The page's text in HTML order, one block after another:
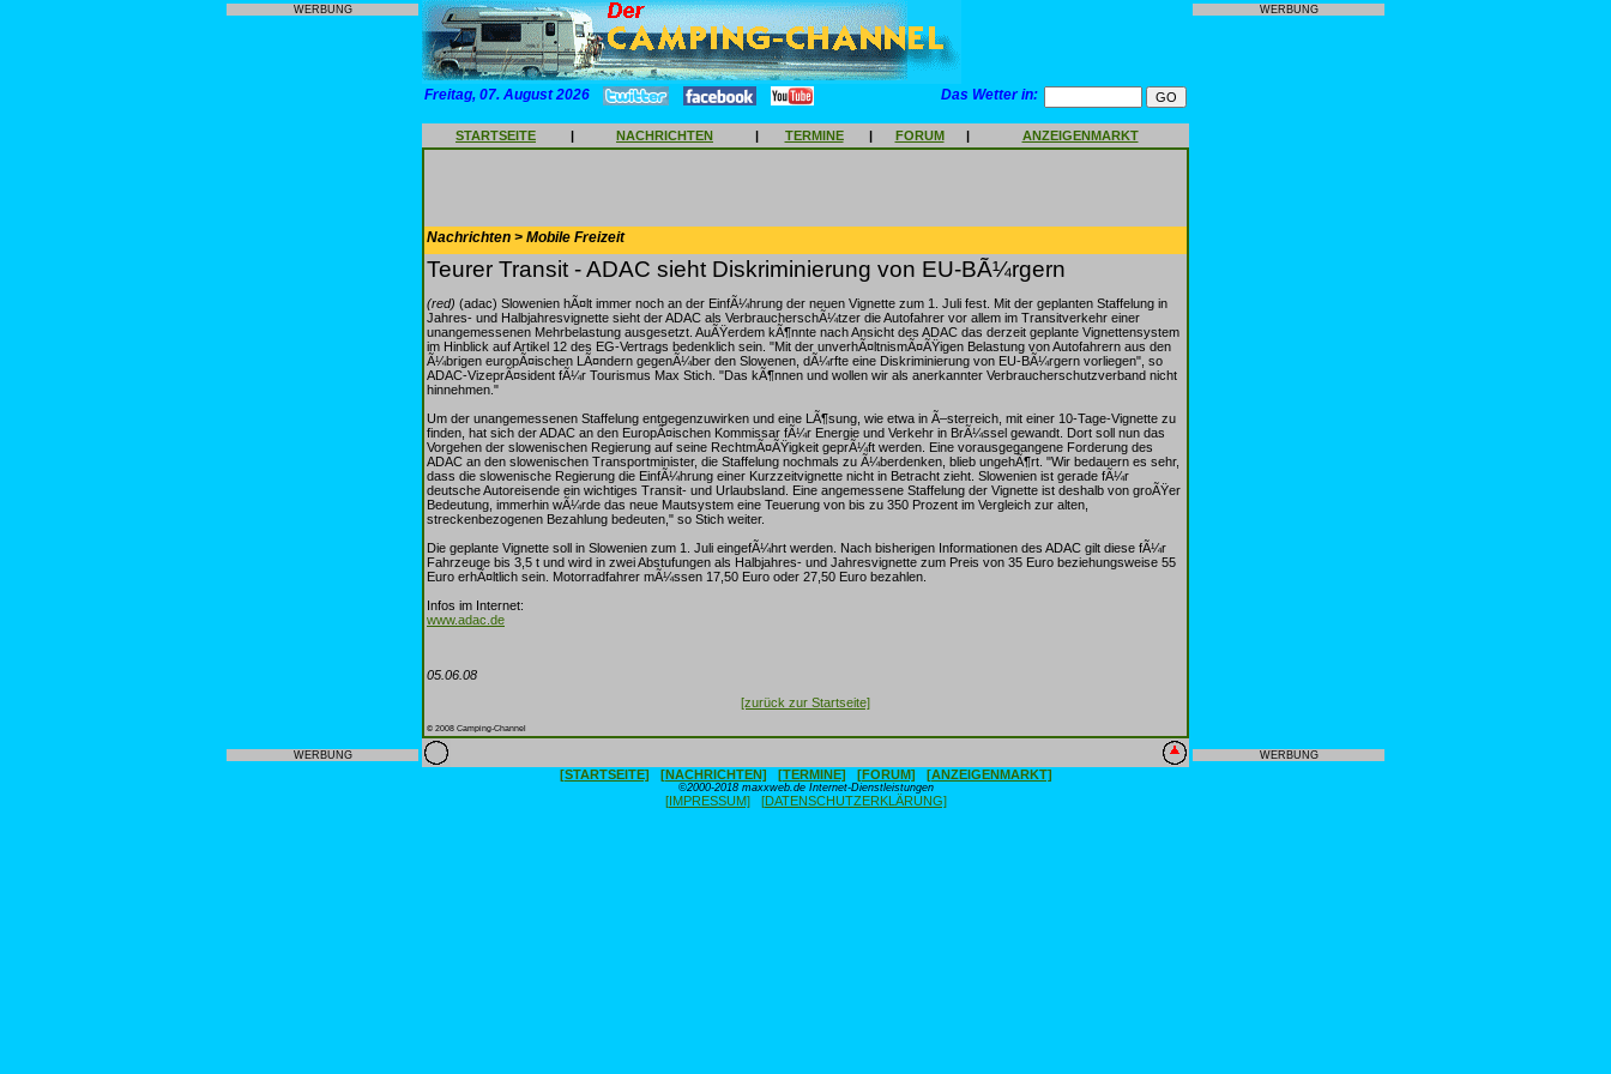
WERBUNG
WERBUNG
Freitag, 07. August 2026 Das Wetter in:
STARTSEITE | NACHRICHTEN | TERMINE | FORUM | ANZEIGENMARKT
Nachrichten > Mobile Freizeit
Teurer Transit - ADAC sieht Diskriminierung von EU-BÃ¼rgern
(red) (adac) Slowenien hÃ¤lt immer noch an der EinfÃ¼hrung der neuen Vignette zum 1. Juli fest. Mit der geplanten Staffelung in
Jahres- und Halbjahresvignette sieht der ADAC als VerbraucherschÃ¼tzer die Autofahrer vor allem im Transitverkehr einer
unangemessenen Mehrbelastung ausgesetzt. AuÃŸerdem kÃ¶nnte nach Ansicht des ADAC das derzeit geplante Vignettensystem
im Hinblick auf Artikel 12 des EG-Vertrags bedenklich sein. "Mit der unverhÃ¤ltnismÃ¤ÃŸigen Belastung von Autofahrern aus den
Ã¼brigen europÃ¤ischen LÃ¤ndern gegenÃ¼ber den Slowenen, dÃ¼rfte eine Diskriminierung von EU-BÃ¼rgern vorliegen", so
ADAC-VizeprÃ¤sident fÃ¼r Tourismus Max Stich. "Das kÃ¶nnen und wollen wir als anerkannter Verbraucherschutzverband nicht
hinnehmen."
Um der unangemessenen Staffelung entgegenzuwirken und eine LÃ¶sung, wie etwa in Ã–sterreich, mit einer 10-Tage-Vignette zu
finden, hat sich der ADAC an den EuropÃ¤ischen Kommissar fÃ¼r Energie und Verkehr in BrÃ¼ssel gewandt. Dort soll nun das
Vorgehen der slowenischen Regierung auf seine RechtmÃ¤ÃŸigkeit geprÃ¼ft werden. Eine vorausgegangene Forderung des
ADAC an den slowenischen Transportminister, die Staffelung nochmals zu Ã¼berdenken, blieb ungehÃ¶rt. "Wir bedauern es sehr,
dass die slowenische Regierung die EinfÃ¼hrung einer Kurzzeitvignette nicht in Betracht zieht. Slowenien ist gerade fÃ¼r
deutsche Autoreisende ein wichtiges Transit- und Urlaubsland. Eine angemessene Staffelung der Vignette ist deshalb von groÃŸer
Bedeutung, immerhin wÃ¼rde das neue Mautsystem eine Teuerung von bis zu 350 Prozent im Vergleich zur alten,
streckenbezogenen Bezahlung bedeuten," so Stich weiter.
Die geplante Vignette soll in Slowenien zum 1. Juli eingefÃ¼hrt werden. Nach bisherigen Informationen des ADAC gilt diese fÃ¼r
Fahrzeuge bis 3,5 t und wird in zwei Abstufungen als Halbjahres- und Jahresvignette zum Preis von 35 Euro beziehungsweise 55
Euro erhÃ¤ltlich sein. Motorradfahrer mÃ¼ssen 17,50 Euro oder 27,50 Euro bezahlen.
Infos im Internet:
www.adac.de
05.06.08
[zurück zur Startseite]
© 2008 Camping-Channel
[STARTSEITE] [NACHRICHTEN] [TERMINE] [FORUM] [ANZEIGENMARKT]
©2000-2018 maxxweb.de Internet-Dienstleistungen
[IMPRESSUM] [DATENSCHUTZERKLÄRUNG]
WERBUNG
WERBUNG